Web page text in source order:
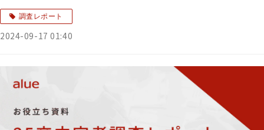
調査レポート
2024-09-17 01:40